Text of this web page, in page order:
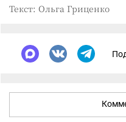
Текст: Ольга Гриценко